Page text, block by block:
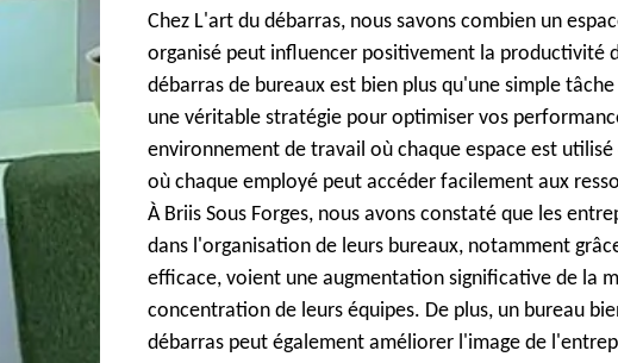
Chez L'art du débarras, nous savons combien un
organisé peut influencer positivement la productivité
débarras de bureaux est bien plus qu'une simple
une véritable stratégie pour optimiser vos
environnement de travail où chaque espace est
où chaque employé peut accéder facilement aux
À Briis Sous Forges, nous avons constaté que les
dans l'organisation de leurs bureaux, notamment
efficace, voient une augmentation significative de la
concentration de leurs équipes. De plus, un bureau
débarras peut également améliorer l'image de